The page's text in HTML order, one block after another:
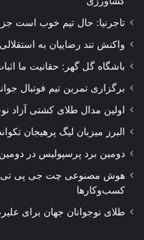
تاجرنیا: حال تیم خوب است جز
واکنش تند رضاییان به
باشگاه گل گهر: حقانیت ما
برگزاری تمرین تیم فوتبال
اولین مدال طلای کشتی آزاد
البرز میزبان لیگ پرهیجان
دومین برد پرسپولیس در دومین
هوش مصنوعی چت جی پی تی؛
کسب‌وکارها
طلای نوجوانان جهان برای